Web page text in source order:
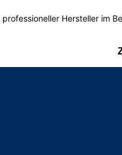
Hersteller im